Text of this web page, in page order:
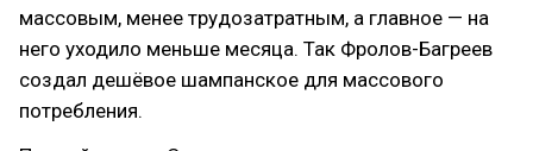
массовым, менее трудозатратным, а главное — на
него уходило меньше месяца. Так Фролов-Багреев
создал дешёвое шампанское для массового
потребления.